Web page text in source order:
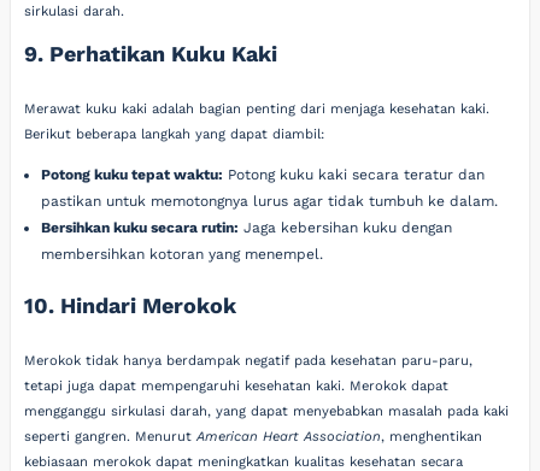
sirkulasi darah.
9. Perhatikan Kuku Kaki
Merawat kuku kaki adalah bagian penting dari menjaga kesehatan kaki.
Berikut beberapa langkah yang dapat diambil:
Potong kuku tepat waktu: Potong kuku kaki secara teratur dan
pastikan untuk memotongnya lurus agar tidak tumbuh ke dalam.
Bersihkan kuku secara rutin: Jaga kebersihan kuku dengan
membersihkan kotoran yang menempel.
10. Hindari Merokok
Merokok tidak hanya berdampak negatif pada kesehatan paru-paru,
tetapi juga dapat mempengaruhi kesehatan kaki. Merokok dapat
mengganggu sirkulasi darah, yang dapat menyebabkan masalah pada kaki
seperti gangren. MenurutAmerican Heart Association, menghentikan
kebiasaan merokok dapat meningkatkan kualitas kesehatan secara